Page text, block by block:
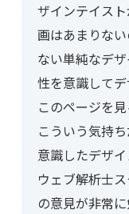
ザインテイス
画はあまりな
ない単純なデ
性を意識してデ
このページを
こういう気持
意識したデザイ
ウェブ解析士
の意見が非常に